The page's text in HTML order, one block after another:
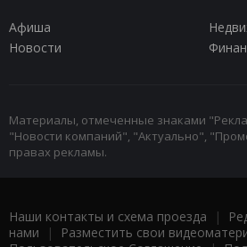
Афиша
Новости
Материалы, отмеченные знаками
"Новости компаний", "Актуально",
правах рекламы.
Наши контакты и схема проезда |
нами | Разместить свои